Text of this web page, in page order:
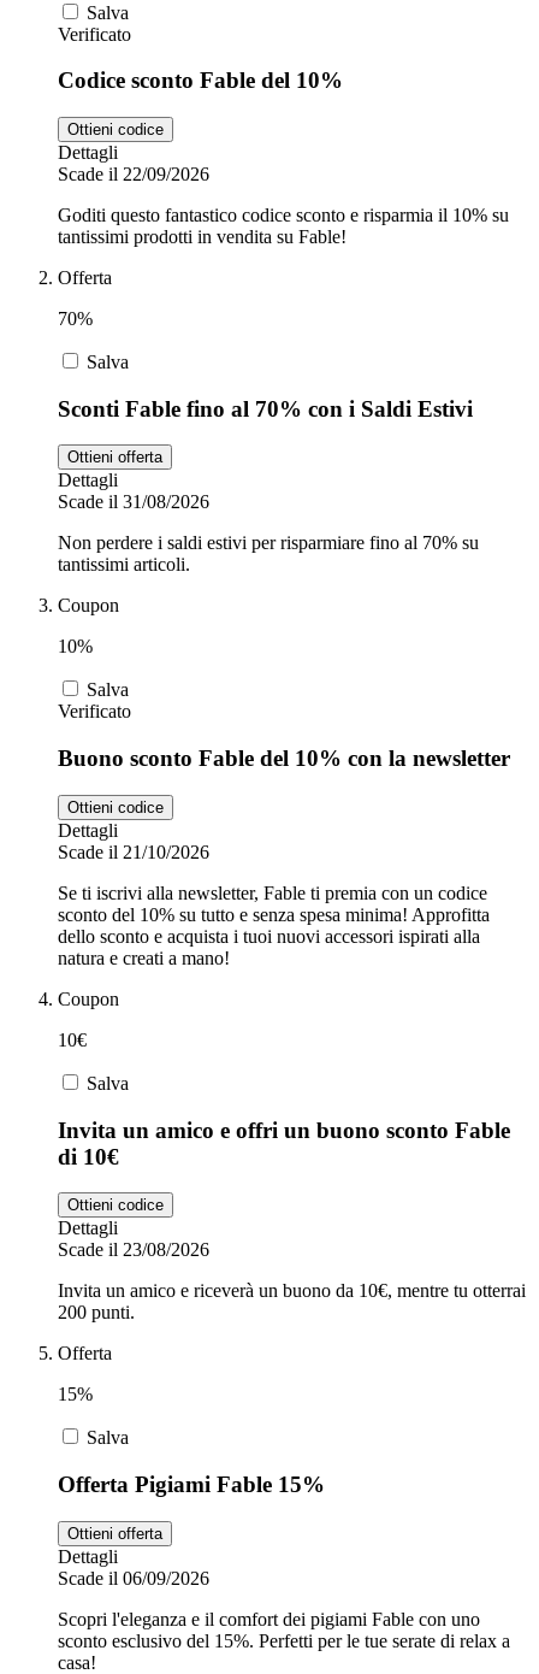
Privé by
Zalando
Salute e
Salva
Verificato
Codice sconto Fable del 10%
Ottieni codice
Dettagli
Scade il 22/09/2026
Goditi questo fantastico codice sconto e risparmia il 10% su
tantissimi prodotti in vendita su Fable!
Offerta
70%
Salva
Sconti Fable fino al 70% con i Saldi Estivi
Ottieni offerta
Dettagli
Scade il 31/08/2026
Non perdere i saldi estivi per risparmiare fino al 70% su
tantissimi articoli.
Coupon
10%
Salva
Verificato
Buono sconto Fable del 10% con la newsletter
Ottieni codice
Dettagli
Scade il 21/10/2026
Se ti iscrivi alla newsletter, Fable ti premia con un codice
sconto del 10% su tutto e senza spesa minima! Approfitta
dello sconto e acquista i tuoi nuovi accessori ispirati alla
natura e creati a mano!
Coupon
10€
Salva
Invita un amico e offri un buono sconto Fable
di 10€
Ottieni codice
Dettagli
Scade il 23/08/2026
Invita un amico e riceverà un buono da 10€, mentre tu otterrai
200 punti.
Offerta
15%
Salva
Offerta Pigiami Fable 15%
Ottieni offerta
Dettagli
Scade il 06/09/2026
Scopri l'eleganza e il comfort dei pigiami Fable con uno
sconto esclusivo del 15%. Perfetti per le tue serate di relax a
casa!